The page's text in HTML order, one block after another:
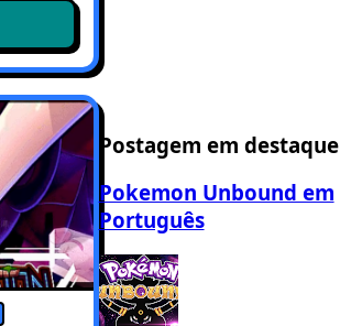
Postagem em destaque
Pokemon Unbound em
Português